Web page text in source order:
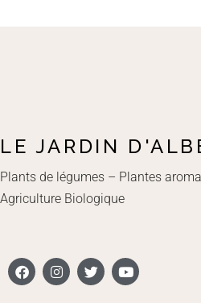
LE JARDIN
Plants de légumes – Plantes
Agriculture Biologique